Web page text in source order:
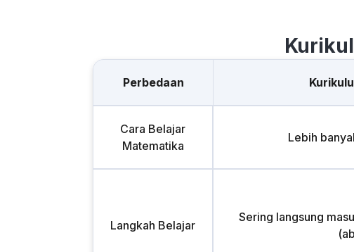
Perbedaan
Cara Belajar
Matematika
Lebih
Langkah Belajar
Sering langsung